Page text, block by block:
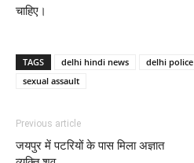
चाहिए।
TAGS delhi hindi news delhi police
sexual assault
Previous article
जयपुर में पटरियों के पास मिला अज्ञात